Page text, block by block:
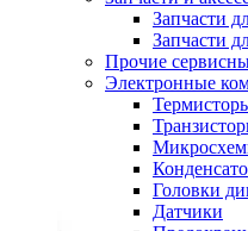
Запчасти
Запчасти
Прочие
Электронные
Головки
Датчики